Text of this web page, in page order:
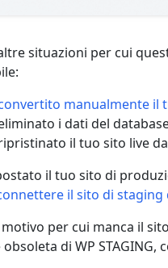
situazioni per cui
manualmente il
i dati del
il tuo sito live
il tuo sito di
il sito di
per cui manca il
di WP STAGING,